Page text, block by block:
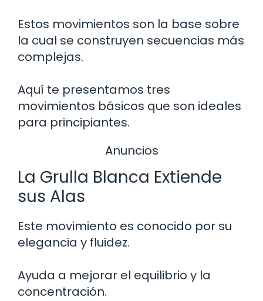
Estos movimientos son la base sobre
la cual se construyen secuencias más
complejas.
Aquí te presentamos tres
movimientos básicos que son ideales
para principiantes.
Anuncios
La Grulla Blanca Extiende
sus Alas
Este movimiento es conocido por su
elegancia y fluidez.
Ayuda a mejorar el equilibrio y la
concentración.